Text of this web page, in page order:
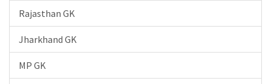
Rajasthan GK
Jharkhand GK
MP GK